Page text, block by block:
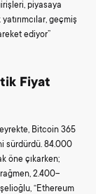
piyasaya
geçmiş
ediyor”
Fiyat
Bitcoin 365
sürdürdü. 84.000
öne çıkarken;
2.400–
“Ethereum